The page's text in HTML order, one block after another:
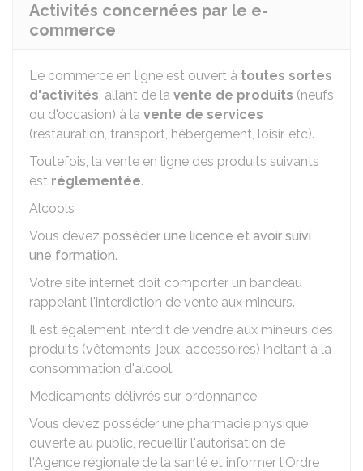
Activités concernées par le e-
commerce
Le commerce en ligne est ouvert à toutes sortes
d'activités, allant de la vente de produits (neufs
ou d'occasion) à la vente de services
(restauration, transport, hébergement, loisir, etc).
Toutefois, la vente en ligne des produits suivants
est réglementée.
Alcools
Vous devez posséder une licence et avoir suivi
une formation.
Votre site internet doit comporter un bandeau
rappelant l'interdiction de vente aux mineurs.
Il est également interdit de vendre aux mineurs des
produits (vêtements, jeux, accessoires) incitant à la
consommation d'alcool.
Médicaments délivrés sur ordonnance
Vous devez posséder une pharmacie physique
ouverte au public, recueillir l'autorisation de
l'Agence régionale de la santé et informer l'Ordre